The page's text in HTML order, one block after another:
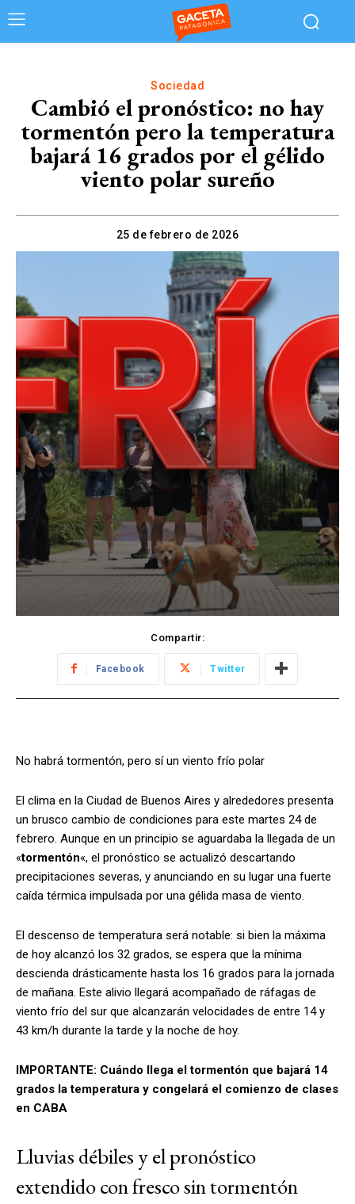
Sociedad
Cambió el pronóstico: no hay
tormentón pero la temperatura
bajará 16 grados por el gélido
viento polar sureño
25 de febrero de 2026
Compartir:
Facebook Twitter
No habrá tormentón, pero sí un viento frío polar
El clima en la Ciudad de Buenos Aires y alrededores presenta
un brusco cambio de condiciones para este martes 24 de
febrero. Aunque en un principio se aguardaba la llegada de un
«tormentón«, el pronóstico se actualizó descartando
precipitaciones severas, y anunciando en su lugar una fuerte
caída térmica impulsada por una gélida masa de viento.
El descenso de temperatura será notable: si bien la máxima
de hoy alcanzó los 32 grados, se espera que la mínima
descienda drásticamente hasta los 16 grados para la jornada
de mañana. Este alivio llegará acompañado de ráfagas de
viento frío del sur que alcanzarán velocidades de entre 14 y
43 km/h durante la tarde y la noche de hoy.
IMPORTANTE: Cuándo llega el tormentón que bajará 14
grados la temperatura y congelará el comienzo de clases
en CABA
Lluvias débiles y el pronóstico
extendido con fresco sin tormentón